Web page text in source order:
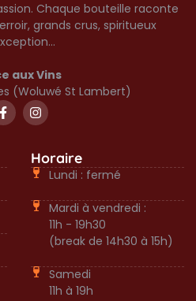
Chaque bouteille raconte
grands crus, spiritueux
aux Vins
(Woluwé St Lambert)
Horaire
Lundi : fermé
Mardi à vendredi :
11h - 19h30
(break de 14h30 à 15h)
Samedi
11h à 19h